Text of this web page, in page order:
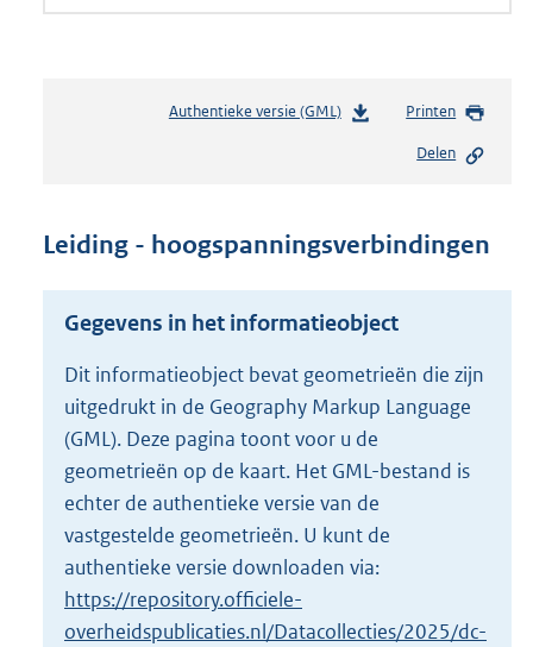
Authentieke versie (GML)b
n
s
r
o
t
t
e
2
K
b
Printen
Delen
Leiding - hoogspanningsverbindingen
Gegevens in het informatieobject
Dit informatieobject bevat geometrieën die zijn
uitgedrukt in de Geography Markup Language
(GML). Deze pagina toont voor u de
geometrieën op de kaart. Het GML-bestand is
echter de authentieke versie van de
vastgestelde geometrieën. U kunt de
authentieke versie downloaden via:
https://repository.officiele-
overheidspublicaties.nl/Datacollecties/2025/dc-